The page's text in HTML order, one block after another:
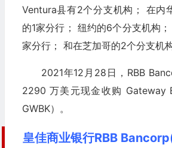
Ventura县有2个分支机构； 在内
的1家分行； 纽约的6个分支机构
家分行； 和在芝加哥的2个分支机构
2021年12月28日，RBB
2290 万美元现金收购 Gateway
GWBK）。
皇佳商业银行RBB